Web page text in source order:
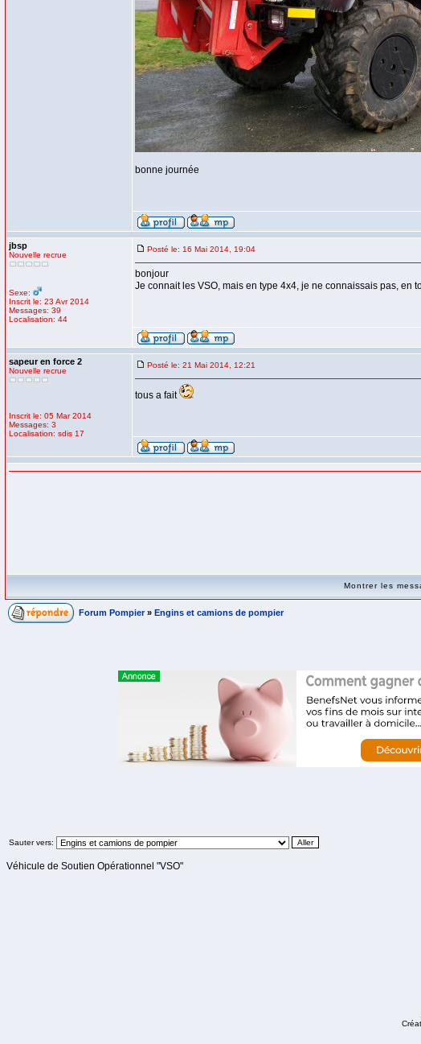
bonne journée
jbsp
Nouvelle recrue
Sexe:
Inscrit le: 23 Avr 2014
Messages: 39
Localisation: 44
Posté le: 16 Mai 2014, 19:04
bonjour
Je connait les VSO, mais en type 4x4, je ne connaissais pas, en
sapeur en force 2
Nouvelle recrue
Inscrit le: 05 Mar 2014
Messages: 3
Localisation: sdis 17
Posté le: 21 Mai 2014, 12:21
tous a fait
Montrer les
Forum Pompier » Engins et camions de pompier
Sauter vers:
Véhicule de Soutien Opérationnel "VSO"